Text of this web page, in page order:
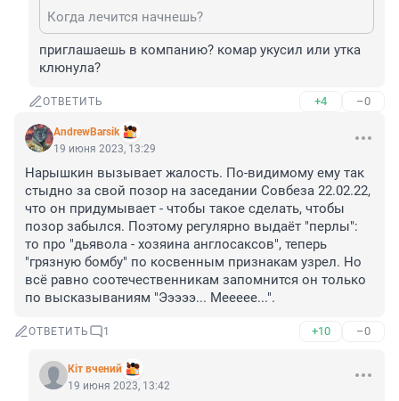
Когда лечится начнешь?
приглашаешь в компанию? комар укусил или утка
клюнула?
ОТВЕТИТЬ +4 –0
AndrewBarsik
19 июня 2023, 13:29
Нарышкин вызывает жалость. По-видимому ему так
стыдно за свой позор на заседании Совбеза 22.02.22,
что он придумывает - чтобы такое сделать, чтобы
позор забылся. Поэтому регулярно выдаёт "перлы":
то про "дьявола - хозяина англосаксов", теперь
"грязную бомбу" по косвенным признакам узрел. Но
всё равно соотечественникам запомнится он только
по высказываниям "Эээээ... Меееее...".
ОТВЕТИТЬ 1 +10 –0
Кiт вчений
19 июня 2023, 13:42